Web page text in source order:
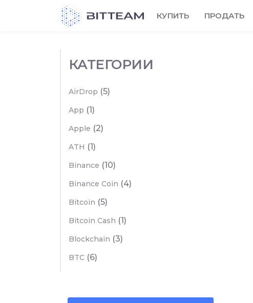
КУПИТЬ ПРОДАТЬ
КАТЕГОРИИ
AirDrop (5)
App (1)
Apple (2)
ATH (1)
Binance (10)
Binance Coin (4)
Bitcoin (5)
Bitcoin Cash (1)
Blockchain (3)
BTC (6)